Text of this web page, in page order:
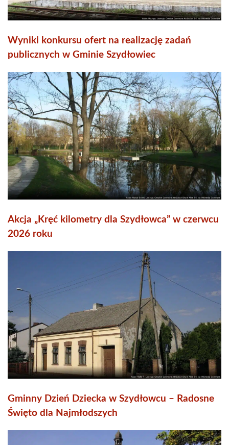
Wyniki konkursu ofert na realizację zadań
publicznych w Gminie Szydłowiec
Akcja „Kręć kilometry dla Szydłowca” w czerwcu
2026 roku
Gminny Dzień Dziecka w Szydłowcu – Radosne
Święto dla Najmłodszych